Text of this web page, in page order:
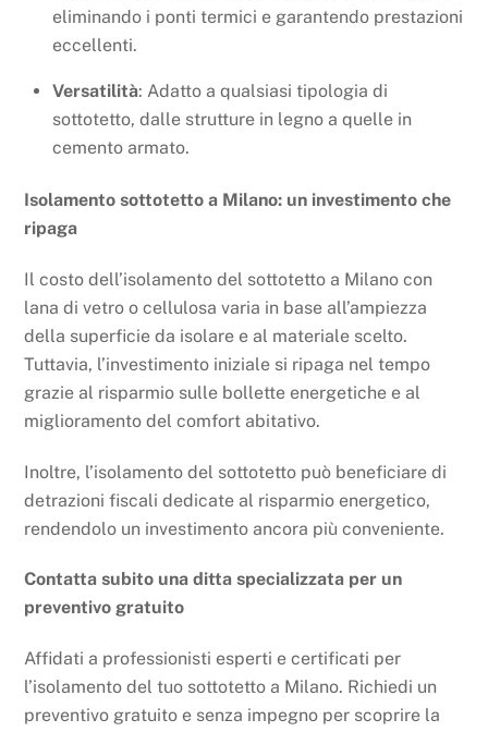
eliminando i ponti termici e garantendo prestazioni
eccellenti.
Versatilità: Adatto a qualsiasi tipologia di
sottotetto, dalle strutture in legno a quelle in
cemento armato.
Isolamento sottotetto a Milano: un investimento che
ripaga
Il costo dell’isolamento del sottotetto a Milano con
lana di vetro o cellulosa varia in base all’ampiezza
della superficie da isolare e al materiale scelto.
Tuttavia, l’investimento iniziale si ripaga nel tempo
grazie al risparmio sulle bollette energetiche e al
miglioramento del comfort abitativo.
Inoltre, l’isolamento del sottotetto può beneficiare di
detrazioni fiscali dedicate al risparmio energetico,
rendendolo un investimento ancora più conveniente.
Contatta subito una ditta specializzata per un
preventivo gratuito
Affidati a professionisti esperti e certificati per
l’isolamento del tuo sottotetto a Milano. Richiedi un
preventivo gratuito e senza impegno per scoprire la